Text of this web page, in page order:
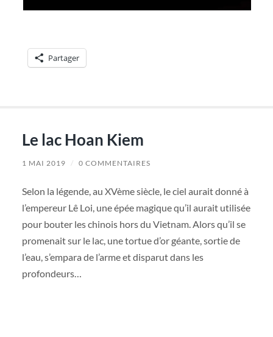
Partager
Le lac Hoan Kiem
1 MAI 2019 / 0 COMMENTAIRES
Selon la légende, au XVème siècle, le ciel aurait donné à
l’empereur Lê Loi, une épée magique qu’il aurait utilisée
pour bouter les chinois hors du Vietnam. Alors qu’il se
promenait sur le lac, une tortue d’or géante, sortie de
l’eau, s’empara de l’arme et disparut dans les
profondeurs…